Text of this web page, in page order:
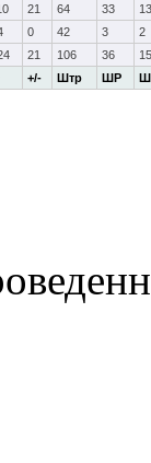
+/- Штр ШР
21 64 33
13
0 42 3
2
21 106 36 15